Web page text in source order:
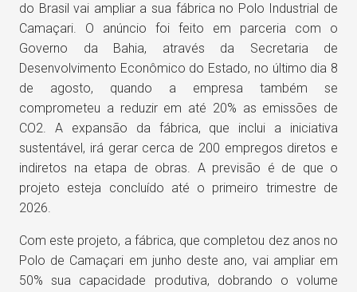
do Brasil vai ampliar a sua fábrica no Polo Industrial de
Camaçari. O anúncio foi feito em parceria com o
Governo da Bahia, através da Secretaria de
Desenvolvimento Econômico do Estado, no último dia 8
de agosto, quando a empresa também se
comprometeu a reduzir em até 20% as emissões de
CO2. A expansão da fábrica, que inclui a iniciativa
sustentável, irá gerar cerca de 200 empregos diretos e
indiretos na etapa de obras. A previsão é de que o
projeto esteja concluído até o primeiro trimestre de
2026.
Com este projeto, a fábrica, que completou dez anos no
Polo de Camaçari em junho deste ano, vai ampliar em
50% sua capacidade produtiva, dobrando o volume